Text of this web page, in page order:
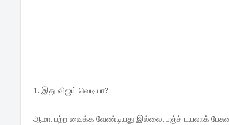
1. இது விஜய் வெடியா?
ஆமா. பற்ற வைக்க வேண்டியது இல்லை. பஞ்ச் டயலாக்